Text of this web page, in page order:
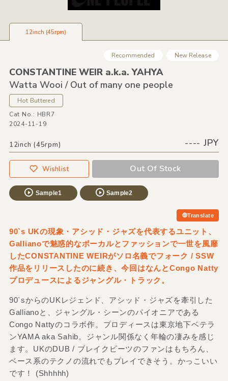
12inch (45rpm)
Recommended New Release
CONSTANTINE WEIR a.k.a. YAHYA
Watta Wooi /Out of many one people
Hot Buttered
Cat No.: HBR7
2024-11-19
12inch (45rpm) ---- JPY
Wishlist Out Of Stock
Sample1 Sample2
Translate
90`s UKの現象・アシッド・ジャズを代表するユニット、
Gallianoで魅惑的なボーカルとファッションで一世を風靡
したCONSTANTINE WEIRがソロ名義でフォーク / SSW
作品をリリースしたのに続き、今回はなんとCongo Natty
プロデュースによるジャングル・トラック。
90`sからのUKレジェンド、アシッド・ジャズを牽引した
Gallianoと、ジャングル・シーンのパイオニアである
Congo Nattyのコラボ作。プロディースは東京地下ベテラ
ンYAMA aka Sahib。ジャンル関係なく年輪の凄みを感じ
ます。UKのDUB / ブレイクビーツのファンはもちろん、
ベース系のテクノの流れでもプレイできそう。かっこいい
です！ (Shhhhh)